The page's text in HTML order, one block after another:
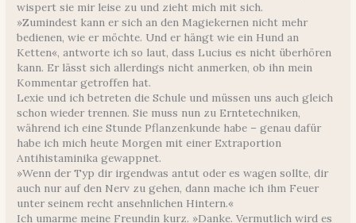
wispert sie mir leise zu und zieht mich mit sich.
»Zumindest kann er sich an den Magiekernen nicht mehr
bedienen, wie er möchte. Und er hängt wie ein Hund an
Ketten«, antworte ich so laut, dass Lucius es nicht überhören
kann. Er lässt sich allerdings nicht anmerken, ob ihn mein
Kommentar getroffen hat.
Lexie und ich betreten die Schule und müssen uns auch gleich
schon wieder trennen. Sie muss nun zu Erntetechniken,
während ich eine Stunde Pflanzenkunde habe – genau dafür
habe ich mich heute Morgen mit einer Extraportion
Antihistaminika gewappnet.
»Wenn der Typ dir irgendwas antut oder es wagen sollte, dir
auch nur auf den Nerv zu gehen, dann mache ich ihm Feuer
unter seinem recht ansehnlichen Hintern.«
Ich umarme meine Freundin kurz. »Danke. Vermutlich wird es